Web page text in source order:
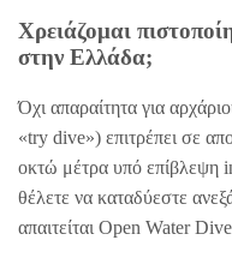
Χρειάζομαι
στην Ελλάδα;
Όχι απαραίτητα για
«try dive») επιτρέπει σε
οκτώ μέτρα υπό επίβλεψη
θέλετε να καταδύεστε
απαιτείται Open Water